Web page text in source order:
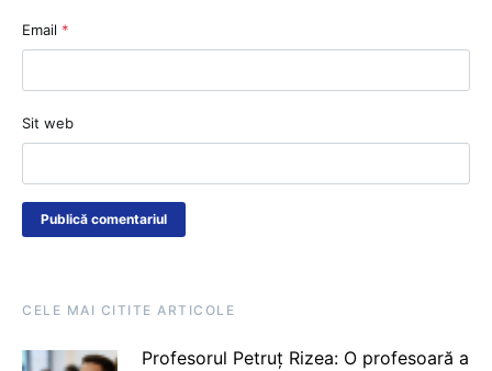
Email *
Sit web
CELE MAI CITITE ARTICOLE
Profesorul Petruț Rizea: O profesoară a